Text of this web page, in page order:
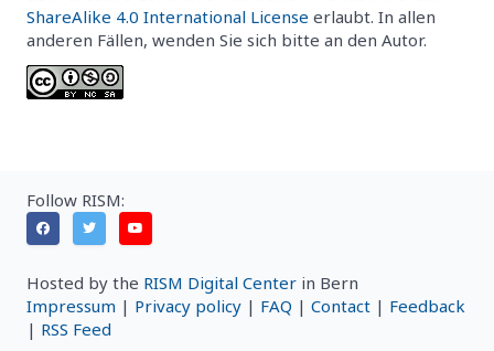
ShareAlike 4.0 International License erlaubt. In allen
anderen Fällen, wenden Sie sich bitte an den Autor.
Follow RISM:
Hosted by the RISM Digital Center in Bern
Impressum | Privacy policy | FAQ | Contact | Feedback
| RSS Feed